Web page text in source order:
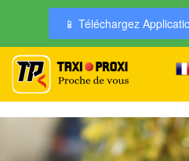
📱 Téléchargez